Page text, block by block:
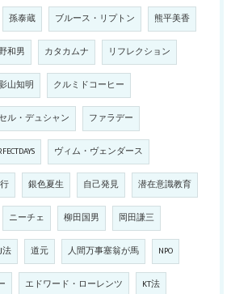
孫泰蔵 ブルース・リプトン 熊平美香
和男 カタカムナ リフレクション
山知明 クルミドコーヒー
ル・デュシャン ファラデー
ヴィム・ヴェンダース
銀色夏生 自己発見 潜在意識教育
ニーチェ 柳田国男 岡田謙三
法 道元 人間万事塞翁が馬 NPO
エドワード・ローレンツ KT法